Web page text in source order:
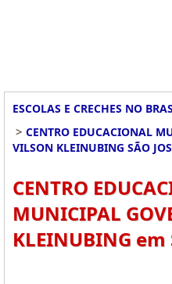
ESCOLAS E CRECHES NO
> CENTRO EDUCACIONAL
VILSON KLEINUBING SÃO
CENTRO
MUNICIPAL
KLEINUBING em